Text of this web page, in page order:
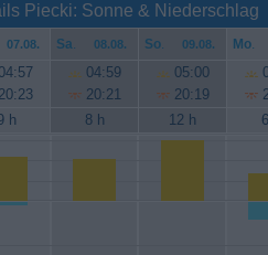
Piecki: Sonne & Niederschlag
07.08. Sa. 08.08. So. 09.08. Mo.
20:23
04:59
20:21
05:00
20:19
h
8 h 12 h